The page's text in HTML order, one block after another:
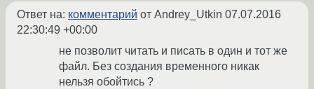
Ответ на: комментарий от Andrey_Utkin 07.07.2016
22:30:49 +00:00
не позволит читать и писать в один и тот же
файл. Без создания временного никак
нельзя обойтись ?